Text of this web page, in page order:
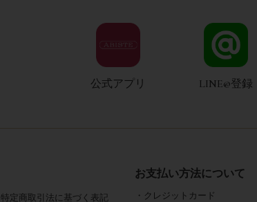
公式アプリ LINE@登録
特定商取引法に基づく表記
お支払い方法について
・クレジットカード